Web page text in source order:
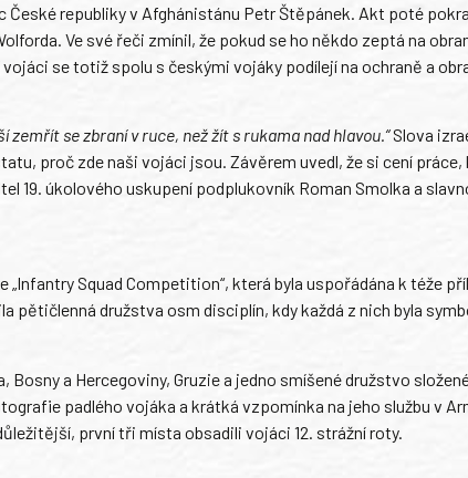
České republiky v Afghánistánu Petr Štěpánek. Akt poté
Ve své řeči zmínil, že pokud se ho někdo zeptá na
se totiž spolu s českými vojáky podílejí na ochraně a
zemřít se zbraní v ruce, než žít s rukama nad hlavou.“Slova
proč zde naši vojáci jsou. Závěrem uvedl, že si cení
19. úkolového uskupení podplukovník Roman Smolka a
Squad Competition“, která byla uspořádána k téže
pětičlenná družstva osm disciplín, kdy každá z nich byla
a Hercegoviny, Gruzie a jedno smíšené družstvo
padlého vojáka a krátká vzpomínka na jeho službu v
první tři místa obsadili vojáci 12. strážní roty.